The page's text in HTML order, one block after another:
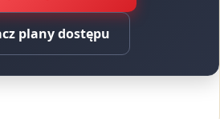
plany dostępu